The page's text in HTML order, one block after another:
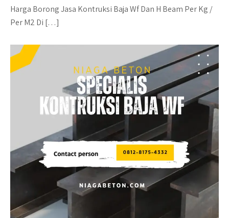
Harga Borong Jasa Kontruksi Baja Wf Dan H Beam Per Kg /
Per M2 Di […]